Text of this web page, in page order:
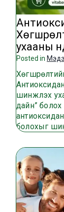
ухааны
Posted in
шинжлэх
дайн”
болохыг